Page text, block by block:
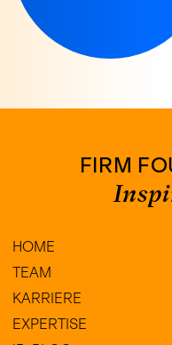
FIRM
HOME
TEAM
KARRIERE
EXPERTISE